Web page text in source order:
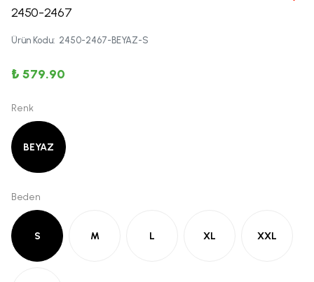
2450-2467
Ürün Kodu: 2450-2467-BEYAZ-S
₺ 579.90
Renk
BEYAZ
Beden
S M L XL XXL